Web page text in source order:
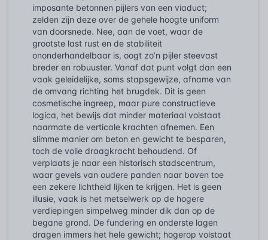
imposante betonnen pijlers van een viaduct;
zelden zijn deze over de gehele hoogte uniform
van doorsnede. Nee, aan de voet, waar de
grootste last rust en de stabiliteit
ononderhandelbaar is, oogt zo’n pijler steevast
breder en robuuster. Vanaf dat punt volgt dan een
vaak geleidelijke, soms stapsgewijze, afname van
de omvang richting het brugdek. Dit is geen
cosmetische ingreep, maar pure constructieve
logica, het bewijs dat minder materiaal volstaat
naarmate de verticale krachten afnemen. Een
slimme manier om beton en gewicht te besparen,
toch de volle draagkracht behoudend. Of
verplaats je naar een historisch stadscentrum,
waar gevels van oudere panden naar boven toe
een zekere lichtheid lijken te krijgen. Het is geen
illusie, vaak is het metselwerk op de hogere
verdiepingen simpelweg minder dik dan op de
begane grond. De fundering en onderste lagen
dragen immers het hele gewicht; hogerop volstaat